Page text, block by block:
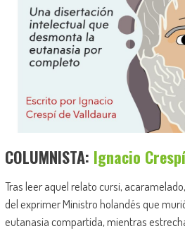
COLUMNISTA: Ignacio
Tras leer aquel relato cursi,
del exprimer Ministro holandés que
eutanasia compartida, mientras